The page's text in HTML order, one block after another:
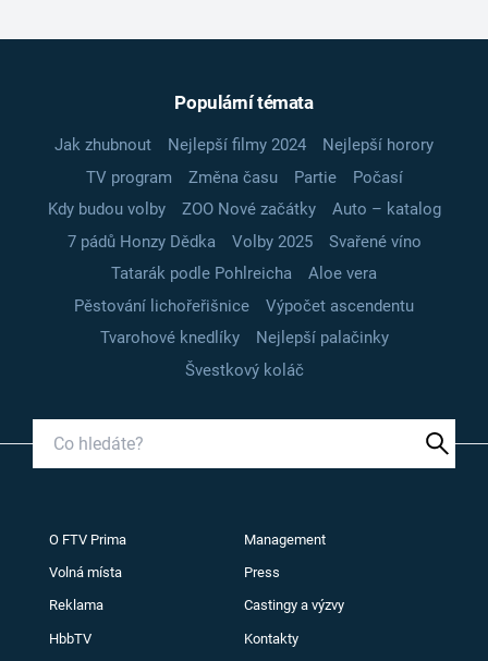
Populární témata
Jak zhubnout Nejlepší filmy 2024
Nejlepší horory
TV program
Změna času Partie
Počasí
Kdy budou volby
ZOO Nové začátky
Auto – katalog
7 pádů Honzy Dědka
Volby 2025
Svařené víno
Tatarák podle Pohlreicha
Aloe vera
Pěstování lichořeřišnice
Výpočet ascendentu
Tvarohové knedlíky
Nejlepší palačinky
Švestkový koláč
O FTV Prima Management
Volná místa Press
Reklama Castingy a výzvy
HbbTV Kontakty